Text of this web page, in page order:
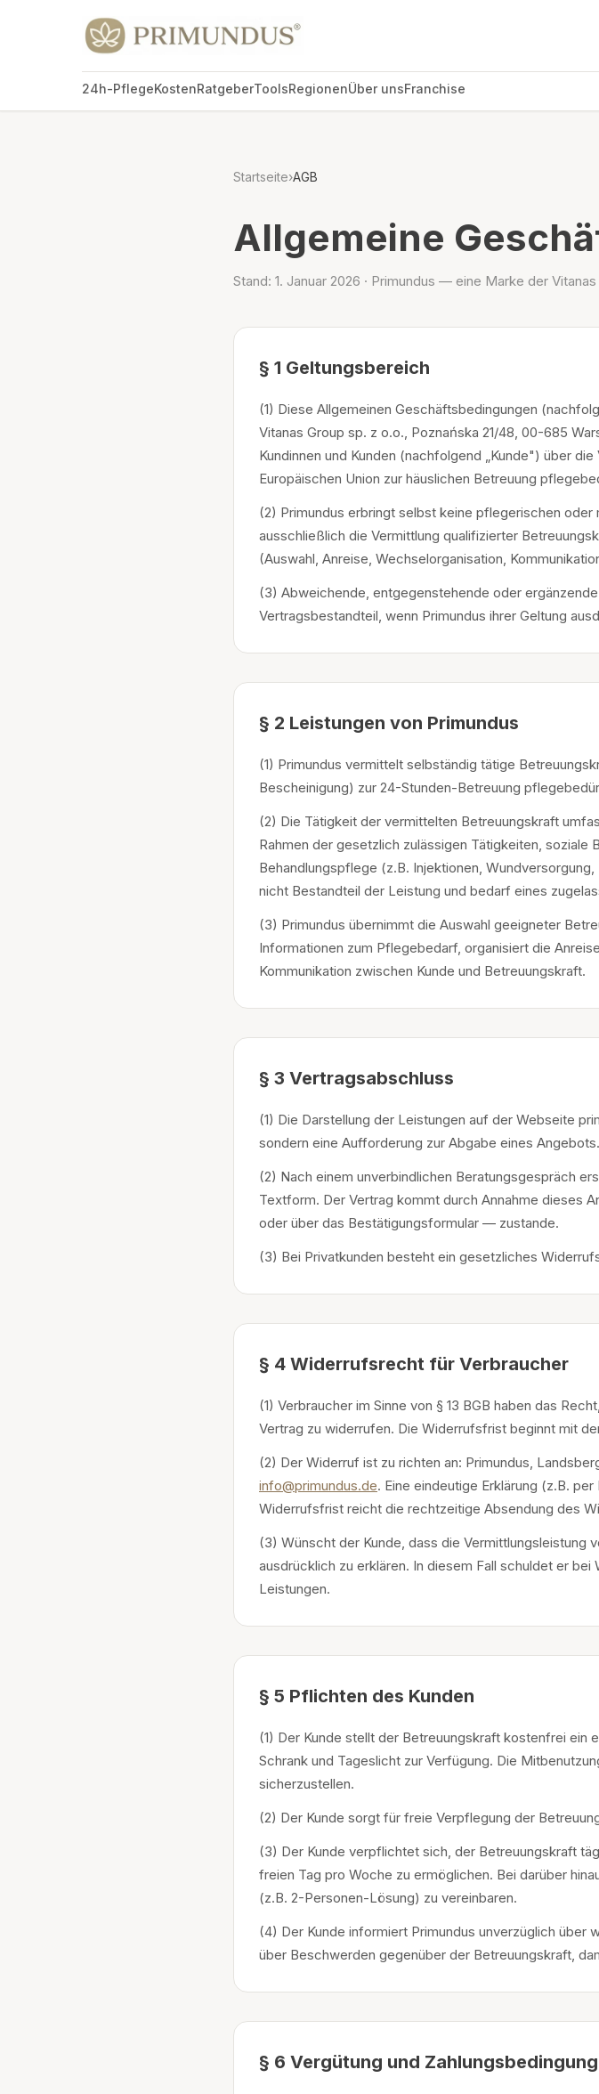
24h-PflegeKostenRatgeberToolsRegionenÜber unsFranchise
Startseite›AGB
Allgemeine
Stand: 1. Januar 2026 · Primundus — eine Marke der
§ 1 Geltungsbereich
(1) Diese Allgemeinen Geschäftsbedingungen
Vitanas Group sp. z o.o., Poznańska 21/48, 00-685
Kundinnen und Kunden (nachfolgend „Kunde") über
Europäischen Union zur häuslichen Betreuung
(2) Primundus erbringt selbst keine pflegerischen
ausschließlich die Vermittlung qualifizierter
(Auswahl, Anreise, Wechselorganisation,
(3) Abweichende, entgegenstehende oder
Vertragsbestandteil, wenn Primundus ihrer Geltung
§ 2 Leistungen von Primundus
(1) Primundus vermittelt selbständig tätige
Bescheinigung) zur 24-Stunden-Betreuung
(2) Die Tätigkeit der vermittelten Betreuungskraft
Rahmen der gesetzlich zulässigen Tätigkeiten,
Behandlungspflege (z.B. Injektionen,
nicht Bestandteil der Leistung und bedarf eines
(3) Primundus übernimmt die Auswahl geeigneter
Informationen zum Pflegebedarf, organisiert die
Kommunikation zwischen Kunde und Betreuungskraft.
§ 3 Vertragsabschluss
(1) Die Darstellung der Leistungen auf der Webseite
sondern eine Aufforderung zur Abgabe eines Angebots.
(2) Nach einem unverbindlichen Beratungsgespräch
Textform. Der Vertrag kommt durch Annahme dieses
oder über das Bestätigungsformular — zustande.
(3) Bei Privatkunden besteht ein gesetzliches
§ 4 Widerrufsrecht für Verbraucher
(1) Verbraucher im Sinne von § 13 BGB haben das
Vertrag zu widerrufen. Die Widerrufsfrist beginnt mit
(2) Der Widerruf ist zu richten an: Primundus,
info@primundus.de. Eine eindeutige Erklärung (z.B.
Widerrufsfrist reicht die rechtzeitige Absendung des
(3) Wünscht der Kunde, dass die Vermittlungsleistung
ausdrücklich zu erklären. In diesem Fall schuldet er
Leistungen.
§ 5 Pflichten des Kunden
(1) Der Kunde stellt der Betreuungskraft kostenfrei
Schrank und Tageslicht zur Verfügung. Die
sicherzustellen.
(2) Der Kunde sorgt für freie Verpflegung der
(3) Der Kunde verpflichtet sich, der Betreuungskraft
freien Tag pro Woche zu ermöglichen. Bei darüber
(z.B. 2-Personen-Lösung) zu vereinbaren.
(4) Der Kunde informiert Primundus unverzüglich
über Beschwerden gegenüber der Betreuungskraft,
§ 6 Vergütung und